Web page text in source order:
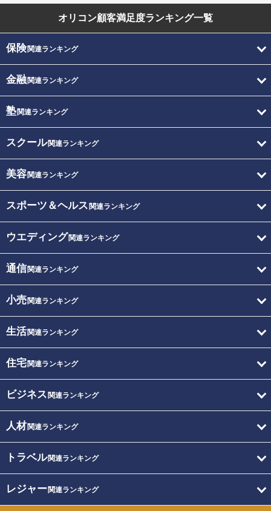
オリコン顧客満足度ランキング一覧
保険関連ランキング
金融関連ランキング
塾関連ランキング
スクール関連ランキング
美容関連ランキング
スポーツ＆ヘルス 関連ランキング
ウエディング関連ランキング
通信関連ランキング
小売関連ランキング
生活関連ランキング
住宅関連ランキング
ビジネス 関連ランキング
人材関連ランキング
トラベル関連ランキング
レジャー関連ランキング